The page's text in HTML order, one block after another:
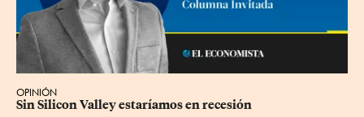
OPINIÓN
Sin Silicon Valley estaríamos en recesión